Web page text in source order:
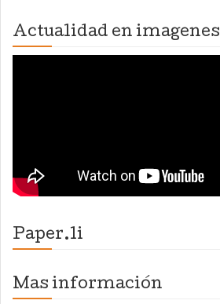
Actualidad en imagenes
Paper.li
Mas información